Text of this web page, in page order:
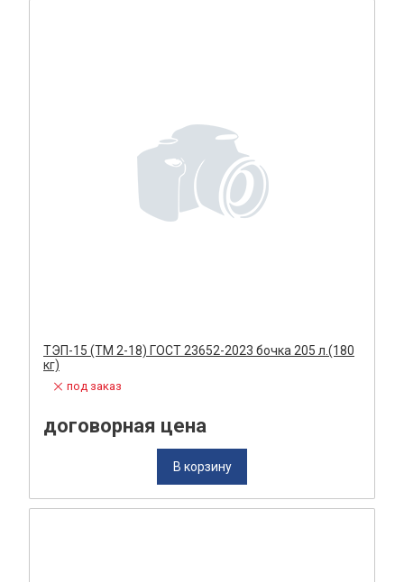
ТЭП-15 (ТМ 2-18) ГОСТ 23652-2023 бочка 205 л.(180
кг)
под заказ
договорная цена
В корзину